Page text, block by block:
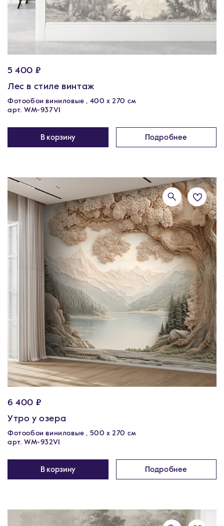
5 400 ₽
Лес в стиле винтаж
Фотообои виниловые , 400 х 270 см
арт. WM-937V1
В корзину Подробнее
6 400 ₽
Утро у озера
Фотообои виниловые , 500 x 270 см
арт. WM-932V1
В корзину Подробнее